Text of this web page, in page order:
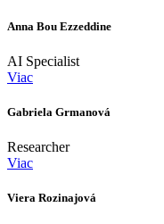
Anna Bou Ezzeddine
AI Specialist
Viac
Gabriela Grmanová
Researcher
Viac
Viera Rozinajová